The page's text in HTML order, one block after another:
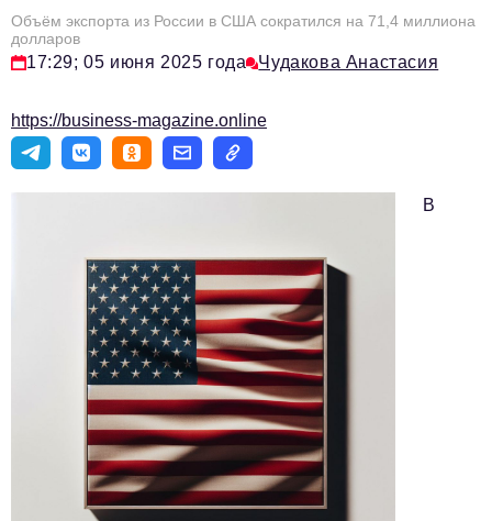
Инфраструктура развития
Технологии и тренды
Импортозамещение
Мероприятия
Телефон редакции: +7 495 727-01-67
Электронные почты редакции:
Информационный отдел
info@business-magazine.online
Отдел рекламы
reklama@business-magazine.online
Отдел распространения/редакционная подписка
Объём экспорта из России в США сократился на 71,4 миллиона
долларов
17:29; 05 июня 2025 года Чудакова Анастасия
https://business-magazine.online
В